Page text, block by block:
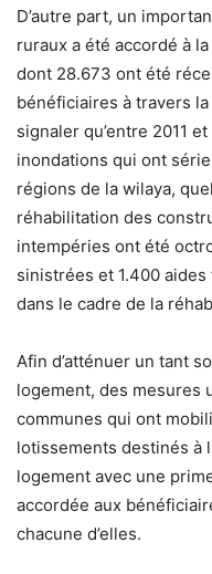
D’autre part, un
ruraux a été accordé à
dont 28.673 ont été
bénéficiaires à travers
signaler qu’entre 2011
inondations qui ont
régions de la wilaya,
réhabilitation des
intempéries ont été
sinistrées et 1.400
dans le cadre de la
Afin d’atténuer un tant
logement, des mesures
communes qui ont
lotissements destinés à
logement avec une
accordée aux
chacune d’elles.